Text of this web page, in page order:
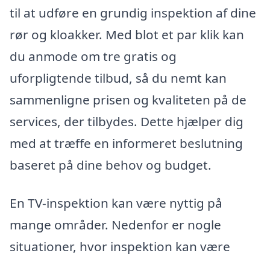
til at udføre en grundig inspektion af dine
rør og kloakker. Med blot et par klik kan
du anmode om tre gratis og
uforpligtende tilbud, så du nemt kan
sammenligne prisen og kvaliteten på de
services, der tilbydes. Dette hjælper dig
med at træffe en informeret beslutning
baseret på dine behov og budget.
En TV-inspektion kan være nyttig på
mange områder. Nedenfor er nogle
situationer, hvor inspektion kan være